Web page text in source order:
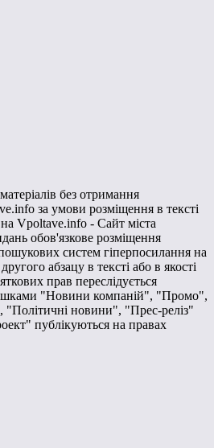
без отримання
за умови розміщення в тексті
Vpoltave.info - Сайт міста
обов'язкове розміщення
систем гіперпосилання на
абзацу в тексті або в якості
прав переслідується
"Новини компаній", "Промо",
"Політичні новини", "Прес-реліз"
публікуються на правах